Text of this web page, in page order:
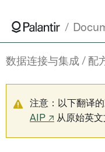
数据连接与集成 配
注意：以下翻译
AIP ↗ 从原始英文